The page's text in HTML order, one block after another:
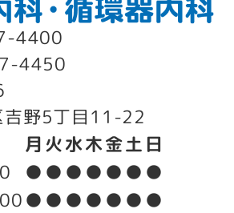
4400
4450
吉野5丁目11-22
月火水木金土日
● ● ● ● ● ● ●
● ● ● ● ● ● ●